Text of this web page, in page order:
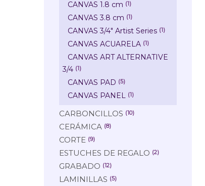
CANVAS 1.8 cm (1)
CANVAS 3.8 cm (1)
CANVAS 3/4" Artist Series (1)
CANVAS ACUARELA (1)
CANVAS ART ALTERNATIVE
3/4 (1)
CANVAS PAD (5)
CANVAS PANEL (1)
CARBONCILLOS (10)
CERÁMICA (8)
CORTE (9)
ESTUCHES DE REGALO (2)
GRABADO (12)
LAMINILLAS (5)